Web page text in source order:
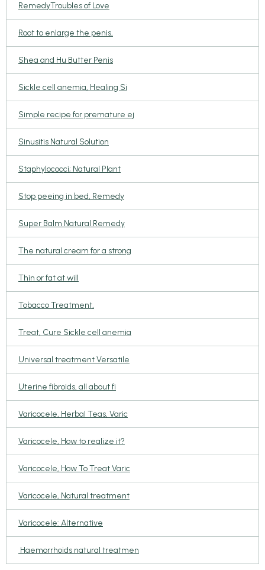
RemedyTroubles of Love
Root to enlarge the penis,
Shea and Hu Butter Penis
Sickle cell anemia, Healing Si
Simple recipe for premature ej
Sinusitis Natural Solution
Staphylococci; Natural Plant
Stop peeing in bed, Remedy
Super Balm Natural Remedy
The natural cream for a strong
Thin or fat at will
Tobacco Treatment,
Treat, Cure Sickle cell anemia
Universal treatment Versatile
Uterine fibroids, all about fi
Varicocele, Herbal Teas, Varic
Varicocele, How to realize it?
Varicocele, How To Treat Varic
Varicocele, Natural treatment
Varicocele: Alternative
Haemorrhoids natural treatmen